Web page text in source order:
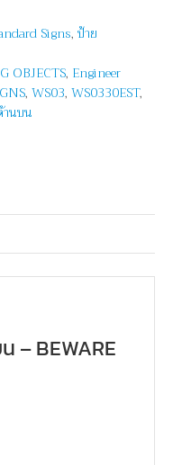
Signs, ป้าย
OBJECTS, Engineer
, WS03, WS0330EST,
านบน
– BEWARE